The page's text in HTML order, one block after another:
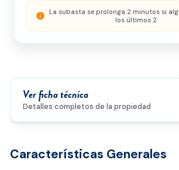
Enviar solicitud
info La subasta se prolonga 2 minutos si
los últimos 2
Ver ficha técnica
Detalles completos de la propiedad
Características Generales